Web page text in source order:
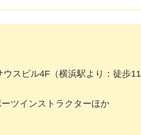
スビル4F（横浜駅より：徒歩11
ツインストラクターほか